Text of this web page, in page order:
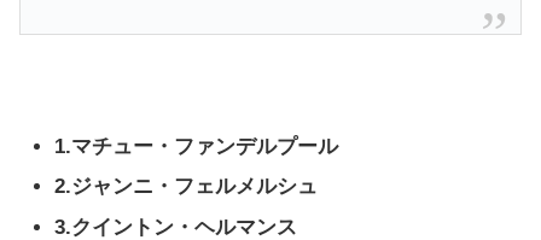
1.マチュー・ファンデルプール
2.ジャンニ・フェルメルシュ
3.クイントン・ヘルマンス